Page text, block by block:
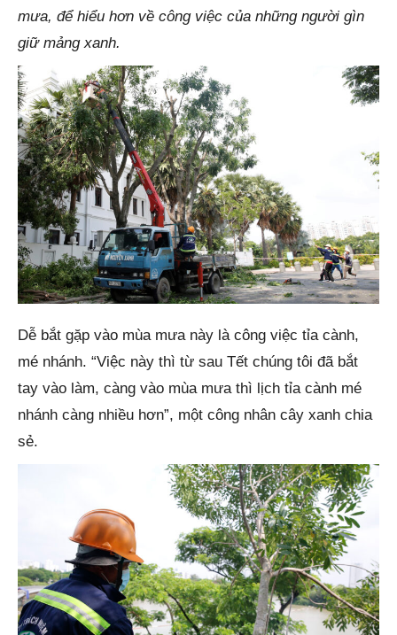
mưa, để hiểu hơn về công việc của những người gìn
giữ mảng xanh.
Dễ bắt gặp vào mùa mưa này là công việc tỉa cành,
mé nhánh. “Việc này thì từ sau Tết chúng tôi đã bắt
tay vào làm, càng vào mùa mưa thì lịch tỉa cành mé
nhánh càng nhiều hơn”, một công nhân cây xanh chia
sẻ.